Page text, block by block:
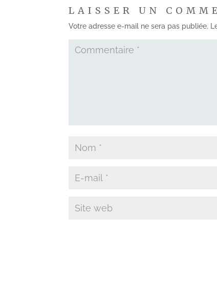
LAISSER UN
Votre adresse e-mail ne sera pas publiée.